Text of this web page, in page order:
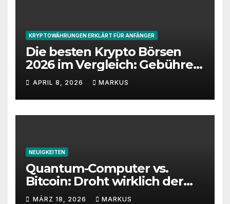
KRYPTOWÄHRUNGEN ERKLÄRT FÜR ANFÄNGER
Die besten Krypto Börsen
2026 im Vergleich: Gebühren,
Sicherheit und Features
APRIL 8, 2026 MARKUS
NEUIGKEITEN
Quantum-Computer vs.
Bitcoin: Droht wirklich der
Totalverlust?
MÄRZ 18, 2026 MARKUS